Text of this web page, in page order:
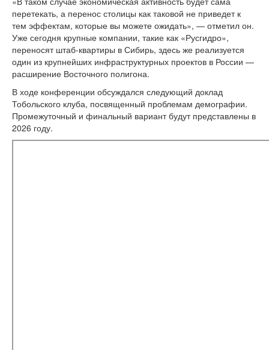
перетекать, а перенос столицы как таковой не приведет к
тем эффектам, которые вы можете ожидать», — отметил он.
Уже сегодня крупные компании, такие как «Русгидро»,
переносят штаб-квартиры в Сибирь, здесь же реализуется
один из крупнейших инфраструктурных проектов в России —
расширение Восточного полигона.
В ходе конференции обсуждался следующий доклад
Тобольского клуба, посвященный проблемам демографии.
Промежуточный и финальный вариант будут представлены в
2026 году.